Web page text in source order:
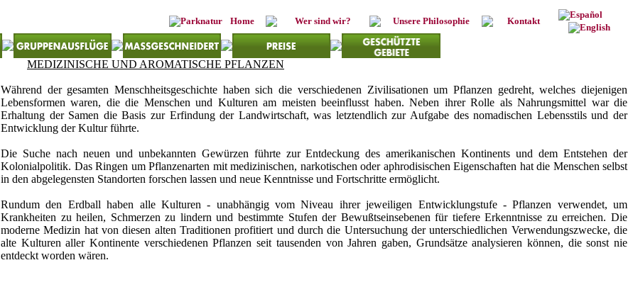
Home Wer sind wir? Unsere Philosophie Kontakt
MEDIZINISCHE UND AROMATISCHE PFLANZEN
Während der gesamten Menschheitsgeschichte haben sich die verschiedenen Zivilisationen um Pflanzen gedreht, welches diejenigen
Lebensformen waren, die die Menschen und Kulturen am meisten beeinflusst haben. Neben ihrer Rolle als Nahrungsmittel war die
Erhaltung der Samen die Basis zur Erfindung der Landwirtschaft, was letztendlich zur Aufgabe des nomadischen Lebensstils und der
Entwicklung der Kultur führte.
Die Suche nach neuen und unbekannten Gewürzen führte zur Entdeckung des amerikanischen Kontinents und dem Entstehen der
Kolonialpolitik. Das Ringen um Pflanzenarten mit medizinischen, narkotischen oder aphrodisischen Eigenschaften hat die Menschen selbst
in den abgelegensten Standorten forschen lassen und neue Kenntnisse und Fortschritte ermöglicht.
Rundum den Erdball haben alle Kulturen - unabhängig vom Niveau ihrer jeweiligen Entwicklungstufe - Pflanzen verwendet, um
Krankheiten zu heilen, Schmerzen zu lindern und bestimmte Stufen der Bewußtseinsebenen für tiefere Erkenntnisse zu erreichen. Die
moderne Medizin hat von diesen alten Traditionen profitiert und durch die Untersuchung der unterschiedlichen Verwendungszwecke, die
alte Kulturen aller Kontinente verschiedenen Pflanzen seit tausenden von Jahren gaben, Grundsätze analysieren können, die sonst nie
entdeckt worden wären.